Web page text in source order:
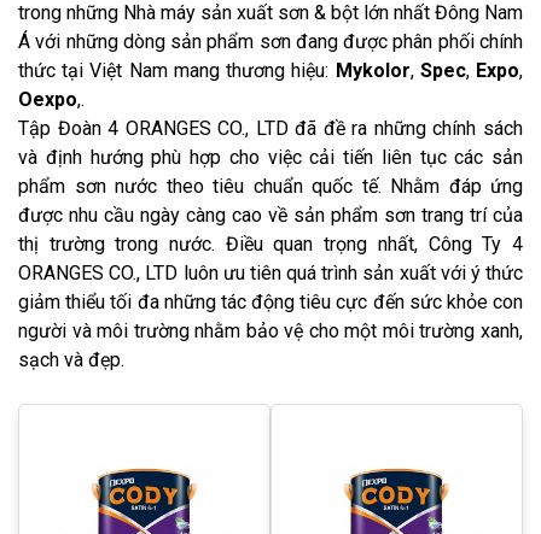
trong những Nhà máy sản xuất sơn & bột lớn nhất Đông Nam
Á với những dòng sản phẩm sơn đang được phân phối chính
thức tại Việt Nam mang thương hiệu: Mykolor,Spec, Expo,
Oexpo,.
Tập Đoàn 4 ORANGES CO., LTD đã đề ra những chính sách
và định hướng phù hợp cho việc cải tiến liên tục các sản
phẩm sơn nước theo tiêu chuẩn quốc tế. Nhằm đáp ứng
được nhu cầu ngày càng cao về sản phẩm sơn trang trí của
thị trường trong nước. Điều quan trọng nhất, Công Ty 4
ORANGES CO., LTD luôn ưu tiên quá trình sản xuất với ý thức
giảm thiểu tối đa những tác động tiêu cực đến sức khỏe con
người và môi trường nhằm bảo vệ cho một môi trường xanh,
sạch và đẹp.